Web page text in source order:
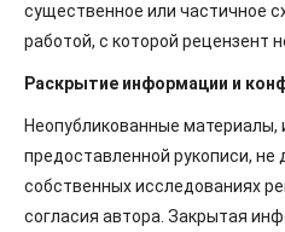
существенное или частичное
работой, с которой рецензент
Раскрытие информации и
Неопубликованные материалы,
предоставленной рукописи,
собственных исследованиях
согласия автора. Закрытая